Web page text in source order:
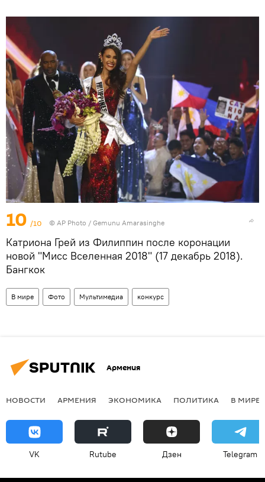
10 /10 © AP Photo / Gemunu Amarasinghe
Катриона Грей из Филиппин после коронации
новой "Мисс Вселенная 2018" (17 декабрь 2018).
Бангкок
В мире Фото Мультимедиа конкурс
Армения
НОВОСТИ АРМЕНИЯ ЭКОНОМИКА ПОЛИТИКА В МИРЕ
VK Rutube Дзен Telegram